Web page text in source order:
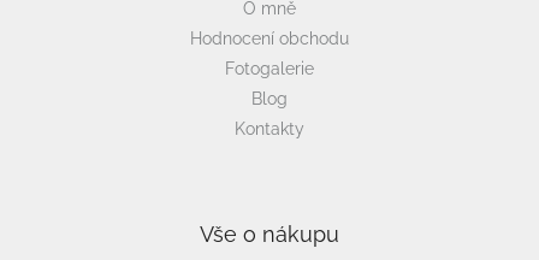
O mně
Hodnocení obchodu
Fotogalerie
Blog
Kontakty
Vše o nákupu